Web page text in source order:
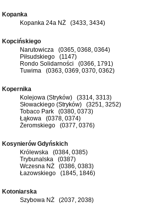
Kopanka
Kopanka 24a NŻ (3433, 3434)
Kopcińskiego
Narutowicza (0365, 0368, 0364)
Piłsudskiego (1147)
Rondo Solidarności (0366, 1791)
Tuwima (0363, 0369, 0370, 0362)
Kopernika
Kolejowa (Stryków) (3314, 3313)
Słowackiego (Stryków) (3251, 3252)
Tobaco Park (0380, 0373)
Łąkowa (0378, 0374)
Żeromskiego (0377, 0376)
Kosynierów Gdyńskich
Królewska (0384, 0385)
Trybunalska (0387)
Wczesna NŻ (0386, 0383)
Łazowskiego (1845, 1846)
Kotoniarska
Szybowa NŻ (2037, 2038)